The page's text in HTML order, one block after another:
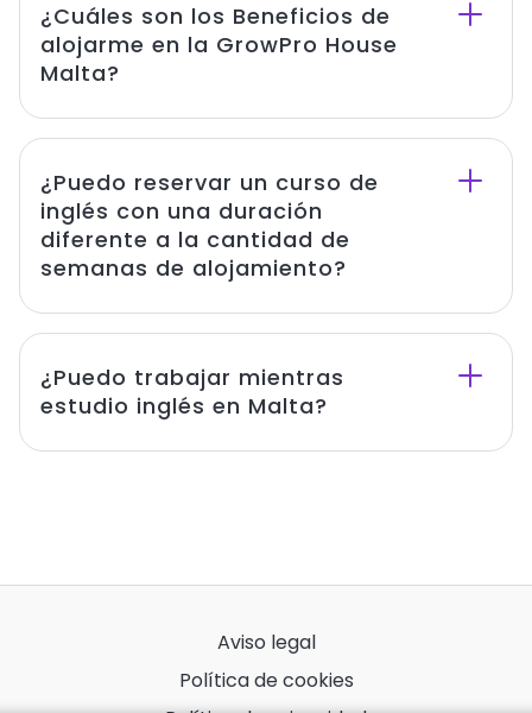
¿Cuáles son los Beneficios de
alojarme en la GrowPro House
Malta?
¿Puedo reservar un curso de
inglés con una duración
diferente a la cantidad de
semanas de alojamiento?
¿Puedo trabajar mientras
estudio inglés en Malta?
Aviso legal
Política de cookies